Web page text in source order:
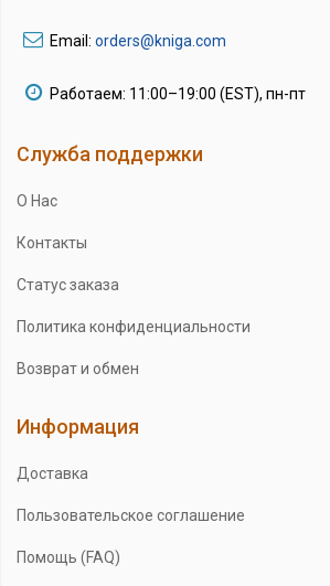
Email: orders@kniga.com
Работаем: 11:00–19:00 (EST), пн-пт
Служба поддержки
О Нас
Контакты
Статус заказа
Политика конфиденциальности
Возврат и обмен
Информация
Доставка
Пользовательское соглашение
Помощь (FAQ)